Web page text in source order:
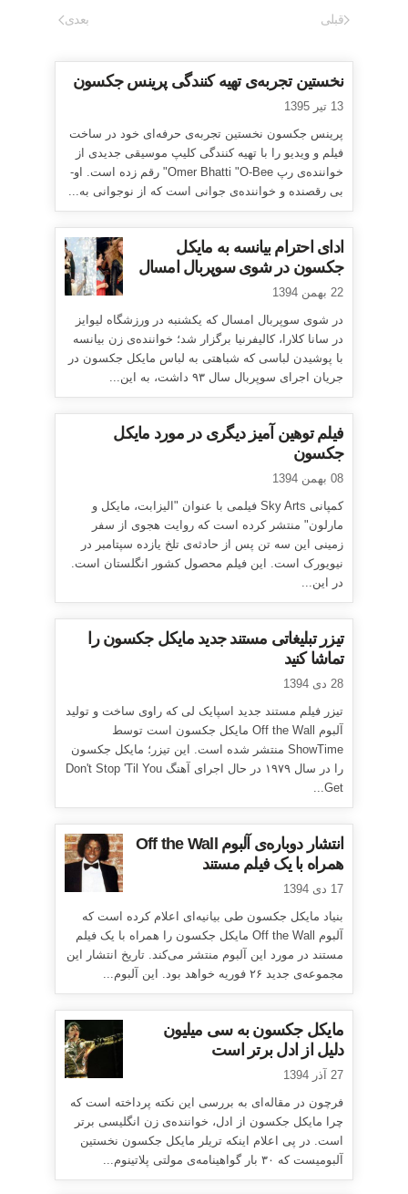
قبلی بعدی
نخستین تجربه‌ی تهیه کنندگی پرینس جکسون
13 تیر 1395
پرینس جکسون نخستین تجربه‌ی حرفه‌ای خود در ساخت
فیلم و ویدیو را با تهیه کنندگی کلیپ موسیقی جدیدی از
خواننده‌ی رپ Omer Bhatti "O-Bee" رقم زده است. او-
بی رقصنده و خواننده‌ی جوانی است که از نوجوانی به...
ادای احترام بیانسه به مایکل
جکسون در شوی سوپربال امسال
22 بهمن 1394
در شوی سوپربال امسال که یکشنبه در ورزشگاه لیوایز
در سانا کلارا، کالیفرنیا برگزار شد؛ خواننده‌ی زن بیانسه
با پوشیدن لباسی که شباهتی به لباس مایکل جکسون در
جریان اجرای سوپربال سال ۹۳ داشت، به این...
فیلم توهین آمیز دیگری در مورد مایکل
جکسون
08 بهمن 1394
کمپانی Sky Arts فیلمی با عنوان "الیزابت، مایکل و
مارلون" منتشر کرده است که روایت هجوی از سفر
زمینی این سه تن پس از حادثه‌ی تلخ یازده سپتامبر در
نیویورک است. این فیلم محصول کشور انگلستان است.
در این...
تیزر تبلیغاتی مستند جدید مایکل جکسون را
تماشا کنید
28 دی 1394
تیزر فیلم مستند جدید اسپایک لی که راوی ساخت و تولید
آلبوم Off the Wall مایکل جکسون است توسط
ShowTime منتشر شده است. این تیزر؛ مایکل جکسون
را در سال ۱۹۷۹ در حال اجرای آهنگ Don't Stop 'Til You
Get...
انتشار دوباره‌ی آلبوم Off the Wall
همراه با یک فیلم مستند
17 دی 1394
بنیاد مایکل جکسون طی بیانیه‌ای اعلام کرده است که
آلبوم Off the Wall مایکل جکسون را همراه با یک فیلم
مستند در مورد این آلبوم منتشر می‌کند. تاریخ انتشار این
مجموعه‌ی جدید ۲۶ فوریه خواهد بود. این آلبوم...
مایکل جکسون به سی میلیون
دلیل از ادل برتر است
27 آذر 1394
فرچون در مقاله‌ای به بررسی این نکته پرداخته است که
چرا مایکل جکسون از ادل، خواننده‌ی زن انگلیسی برتر
است. در پی اعلام اینکه تریلر مایکل جکسون نخستین
آلبومیست که ۳۰ بار گواهینامه‌ی مولتی پلاتینوم...